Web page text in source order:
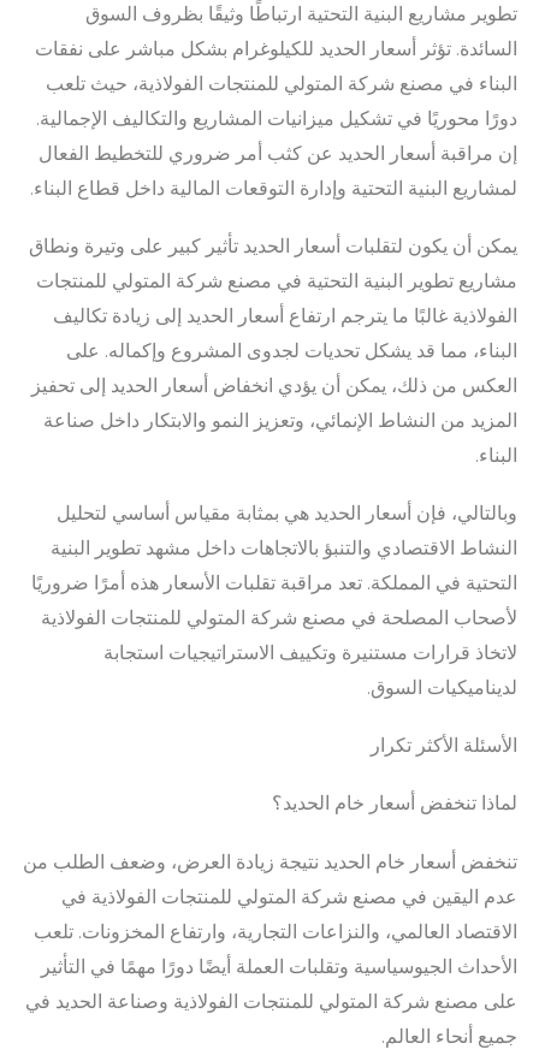
تطوير مشاريع البنية التحتية ارتباطًا وثيقًا بظروف السوق
السائدة. تؤثر أسعار الحديد للكيلوغرام بشكل مباشر على نفقات
البناء في مصنع شركة المتولي للمنتجات الفولاذية، حيث تلعب
دورًا محوريًا في تشكيل ميزانيات المشاريع والتكاليف الإجمالية.
إن مراقبة أسعار الحديد عن كثب أمر ضروري للتخطيط الفعال
لمشاريع البنية التحتية وإدارة التوقعات المالية داخل قطاع البناء.
يمكن أن يكون لتقلبات أسعار الحديد تأثير كبير على وتيرة ونطاق
مشاريع تطوير البنية التحتية في مصنع شركة المتولي للمنتجات
الفولاذية غالبًا ما يترجم ارتفاع أسعار الحديد إلى زيادة تكاليف
البناء، مما قد يشكل تحديات لجدوى المشروع وإكماله. على
العكس من ذلك، يمكن أن يؤدي انخفاض أسعار الحديد إلى تحفيز
المزيد من النشاط الإنمائي، وتعزيز النمو والابتكار داخل صناعة
البناء.
وبالتالي، فإن أسعار الحديد هي بمثابة مقياس أساسي لتحليل
النشاط الاقتصادي والتنبؤ بالاتجاهات داخل مشهد تطوير البنية
التحتية في المملكة. تعد مراقبة تقلبات الأسعار هذه أمرًا ضروريًا
لأصحاب المصلحة في مصنع شركة المتولي للمنتجات الفولاذية
لاتخاذ قرارات مستنيرة وتكييف الاستراتيجيات استجابة
لديناميكيات السوق.
الأسئلة الأكثر تكرار
لماذا تنخفض أسعار خام الحديد؟
تنخفض أسعار خام الحديد نتيجة زيادة العرض، وضعف الطلب من
عدم اليقين في مصنع شركة المتولي للمنتجات الفولاذية في
الاقتصاد العالمي، والنزاعات التجارية، وارتفاع المخزونات. تلعب
الأحداث الجيوسياسية وتقلبات العملة أيضًا دورًا مهمًا في التأثير
على مصنع شركة المتولي للمنتجات الفولاذية وصناعة الحديد في
جميع أنحاء العالم.